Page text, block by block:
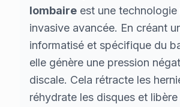
lombaire est une technologie
invasive avancée. En créant
informatisé et spécifique du
elle génère une pression
discale. Cela rétracte les
réhydrate les disques et